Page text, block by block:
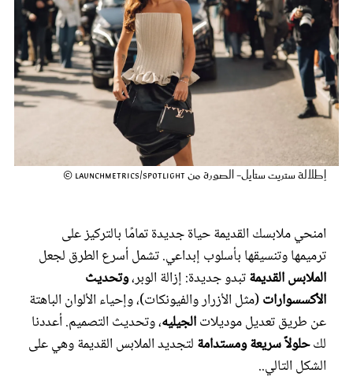
إطلالة ستريت ستايل- الصورة من Launchmetrics/Spotlight ©
امنحي ملابسك القديمة حياة جديدة تمامًا بالتركيز على
ترميمها وتنسيقها بأسلوب إبداعي. تشمل أسرع الطرق لجعل
الملابس القديمةتبدو جديدة: إزالة الوبر،وتحديث
الأكسسوارات(مثل الأزرار والفيونكات)، وإحياء الألوان الباهتة
عن طريق تعديل موديلاتالجيليه، وتحديث التصميم. أعددنا
لكحلولاً سريعة ومستدامة لتجديد الملابس القديمة وهي على
الشكل التالي..
فيديو
مطبخ سيدتي
مقالات الرأي
ستايل
تقارير
عروس سيدتي
مجلة سيدتي